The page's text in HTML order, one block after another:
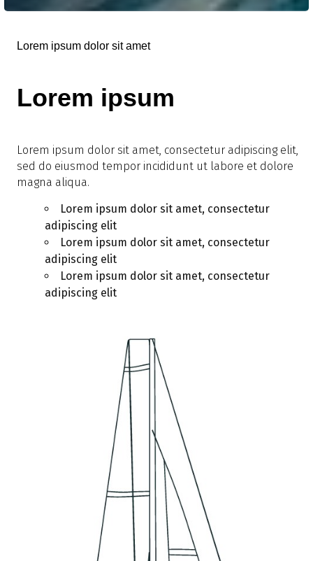
Lorem ipsum dolor sit amet
Lorem ipsum
Lorem ipsum dolor sit amet, consectetur adipiscing elit,
sed do eiusmod tempor incididunt ut labore et dolore
magna aliqua.
Lorem ipsum dolor sit amet, consectetur
adipiscing elit
Lorem ipsum dolor sit amet, consectetur
adipiscing elit
Lorem ipsum dolor sit amet, consectetur
adipiscing elit